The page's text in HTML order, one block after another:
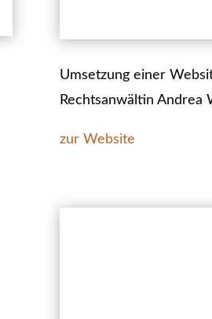
Umsetzung einer
Rechtsanwältin Andrea
zur Website